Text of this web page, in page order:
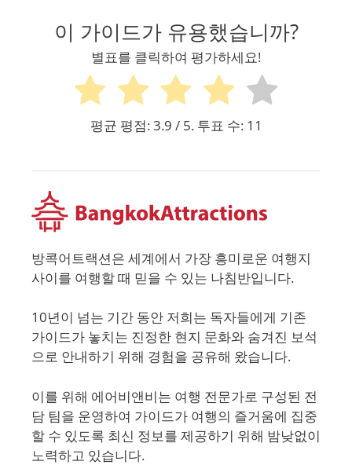
이 가이드가 유용했습니까?
별표를 클릭하여 평가하세요!
평균 평점:3.9 / 5. 투표 수: 11
방콕어트랙션은 세계에서 가장 흥미로운 여행지
사이를 여행할 때 믿을 수 있는 나침반입니다.
10년이 넘는 기간 동안 저희는 독자들에게 기존
가이드가 놓치는 진정한 현지 문화와 숨겨진 보석
으로 안내하기 위해 경험을 공유해 왔습니다.
이를 위해 에어비앤비는 여행 전문가로 구성된 전
담 팀을 운영하여 가이드가 여행의 즐거움에 집중
할 수 있도록 최신 정보를 제공하기 위해 밤낮없이
노력하고 있습니다.